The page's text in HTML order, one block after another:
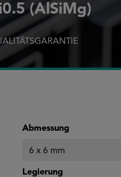
(AlSiMg)
Abmessung
Legierung